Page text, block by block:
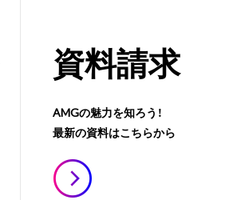
資料請求
AMGの魅力を知ろう！
最新の資料はこちらから